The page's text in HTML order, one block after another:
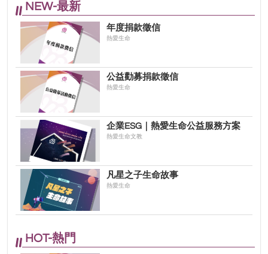
NEW-最新
年度捐款徵信
熱愛生命
公益勸募捐款徵信
熱愛生命
企業ESG｜熱愛生命公益服務方案
熱愛生命文教
凡星之子生命故事
熱愛生命
HOT-熱門